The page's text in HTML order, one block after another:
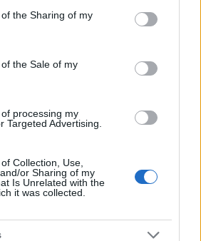
or usage behaviour. You may click to
to Google and its third-party tags to
specified purposes in below Google
the Sharing of my
the Sale of my
processing my
Targeted Advertising.
Collection, Use,
or Sharing of my
Is Unrelated with the
it was collected.